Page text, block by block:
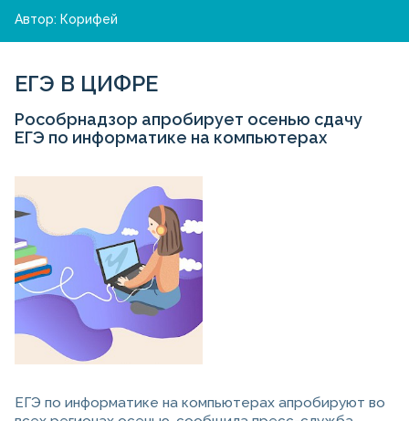
Автор: Корифей
ЕГЭ В ЦИФРЕ
Рособрнадзор апробирует осенью сдачу
ЕГЭ по информатике на компьютерах
ЕГЭ по информатике на компьютерах апробируют во